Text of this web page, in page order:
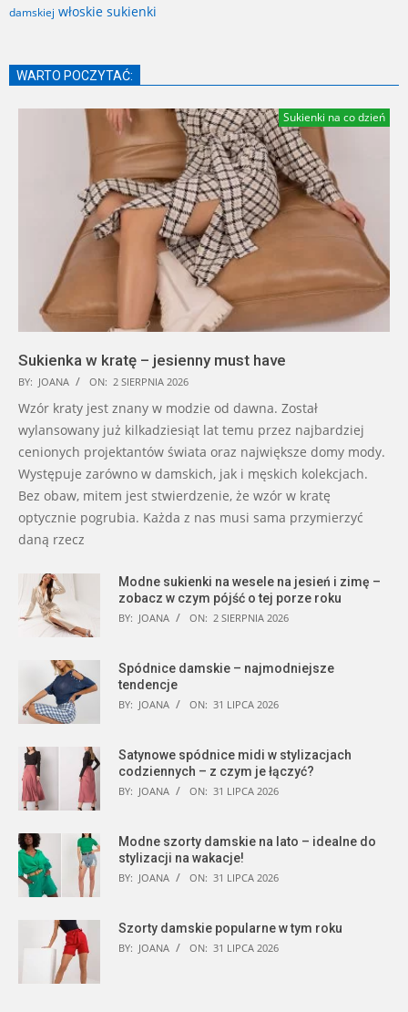
damskiej włoskie sukienki
WARTO POCZYTAĆ:
Sukienki na co dzień
Sukienka w kratę – jesienny must have
BY: JOANA ON: 2 SIERPNIA 2026
Wzór kraty jest znany w modzie od dawna. Został
wylansowany już kilkadziesiąt lat temu przez najbardziej
cenionych projektantów świata oraz największe domy mody.
Występuje zarówno w damskich, jak i męskich kolekcjach.
Bez obaw, mitem jest stwierdzenie, że wzór w kratę
optycznie pogrubia. Każda z nas musi sama przymierzyć
daną rzecz
Modne sukienki na wesele na jesień i zimę –
zobacz w czym pójść o tej porze roku
BY: JOANA ON: 2 SIERPNIA 2026
Spódnice damskie – najmodniejsze
tendencje
BY: JOANA ON: 31 LIPCA 2026
Satynowe spódnice midi w stylizacjach
codziennych – z czym je łączyć?
BY: JOANA ON: 31 LIPCA 2026
Modne szorty damskie na lato – idealne do
stylizacji na wakacje!
BY: JOANA ON: 31 LIPCA 2026
Szorty damskie popularne w tym roku
BY: JOANA ON: 31 LIPCA 2026